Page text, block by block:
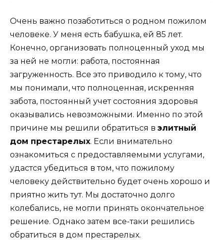
Очень важно позаботиться о родном пожилом
человеке. У меня есть бабушка, ей 85 лет.
Конечно, организовать полноценный уход мы
за ней не могли: работа, постоянная
загруженность. Все это приводило к тому, что
мы понимали, что полноценная, искренняя
забота, постоянный учет состояния здоровья
оказывались невозможными. Именно по этой
причине мы решили обратиться в элитный
дом престарелых. Если внимательно
ознакомиться с предоставляемыми услугами,
удастся убедиться в том, что пожилому
человеку действительно будет очень хорошо и
приятно жить тут. Мы достаточно долго
колебались, не могли принять окончательное
решение. Однако затем все-таки решились
обратиться в дом престарелых.